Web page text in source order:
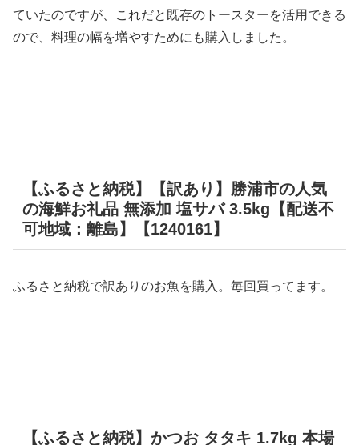
ていたのですが、これだと既存のトースターを活用できる
ので、料理の幅を増やすためにも購入しました。
【ふるさと納税】【訳あり】勝浦市の人気
の海鮮お礼品 無添加 塩サバ 3.5kg【配送不
可地域：離島】【1240161】
ふるさと納税で訳ありのお魚を購入。毎回買ってます。
【ふるさと納税】かつお タタキ 1.7kg 本場